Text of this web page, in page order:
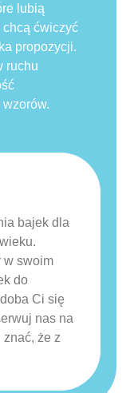
lubią
chcą ćwiczyć
propozycji.
ruchu
bajek dla
w swoim
do
Ci się
nas na
znać, że z